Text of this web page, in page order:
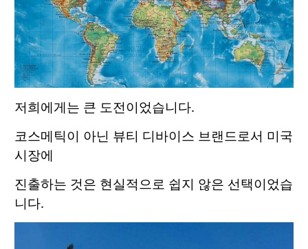
저희에게는 큰 도전이었습니다.
코스메틱이 아닌 뷰티 디바이스 브랜드로서 미국
시장에
진출하는 것은 현실적으로 쉽지 않은 선택이었습
니다.